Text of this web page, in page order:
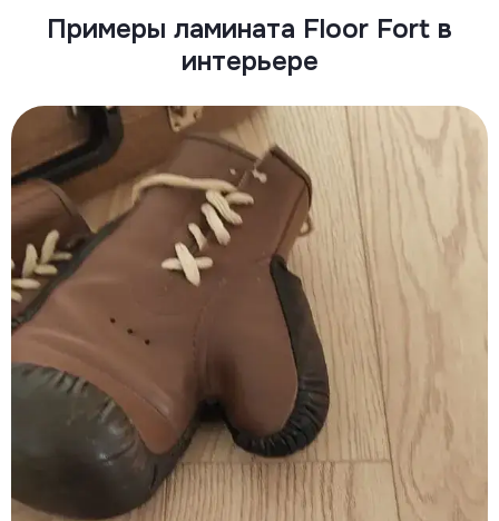
Примеры ламината Floor Fort в
интерьере
Компания-импортер: ООО «РамХаус»
115487, Москва, ул. Нагатинская, д. 16, корп. 1,
стр. 5
Телефон: +7 (495) 363-88-64
E-mail:info@floorfort.ru
Время работы: Пн-Пт с 10.00 до 18.00